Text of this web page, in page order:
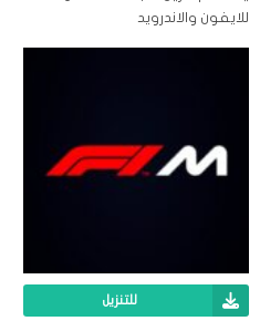
للايفون والاندرويد
للتنزيل